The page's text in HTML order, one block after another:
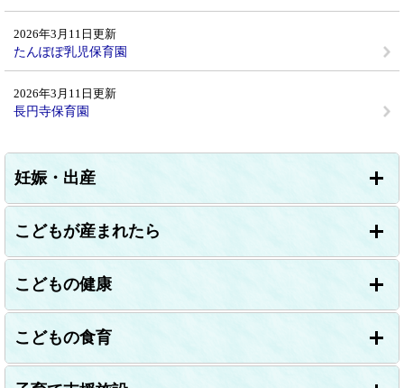
2026年3月11日更新
たんぽぽ乳児保育園
2026年3月11日更新
長円寺保育園
妊娠・出産
こどもが産まれたら
こどもの健康
こどもの食育